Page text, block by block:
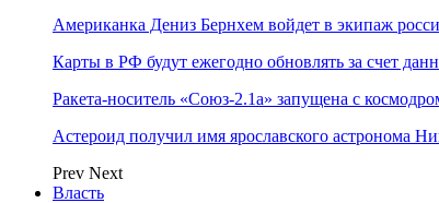
Американка Дениз Бернхем войдет в экипаж
Карты в РФ будут ежегодно обновлять за счет
Ракета-носитель «Союз-2.1а» запущена с
Астероид получил имя ярославского астронома
Prev Next
Власть